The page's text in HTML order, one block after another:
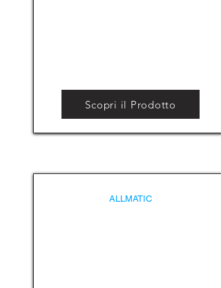
Scopri il Prodotto
ALLMATIC